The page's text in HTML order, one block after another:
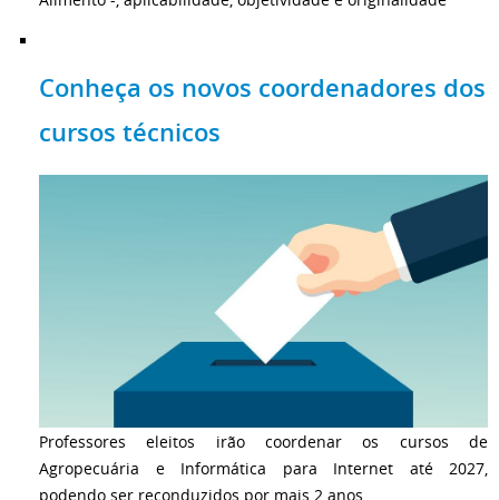
Conheça os novos coordenadores dos
cursos técnicos
Professores eleitos irão coordenar os cursos de
Agropecuária e Informática para Internet até 2027,
podendo ser reconduzidos por mais 2 anos